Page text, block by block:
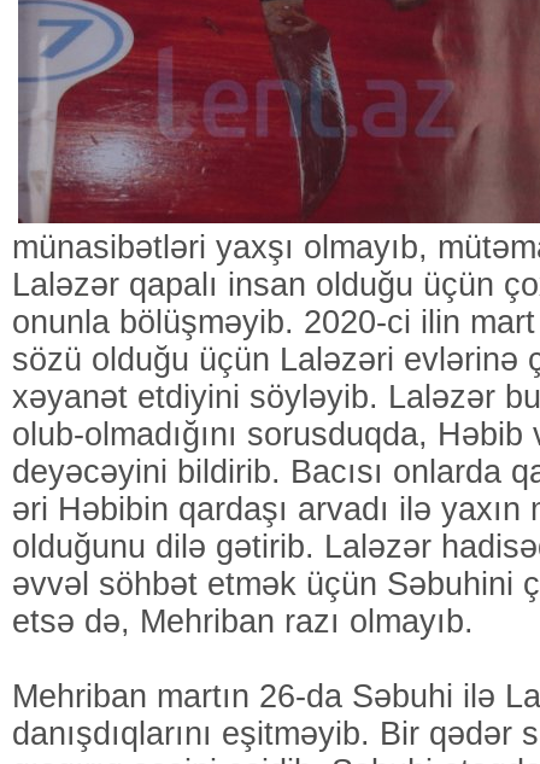
münasibətləri yaxşı olmayıb,
Laləzər qapalı insan olduğu üçün
onunla bölüşməyib. 2020-ci ilin
sözü olduğu üçün Laləzəri evlərinə
xəyanət etdiyini söyləyib. Laləzər
olub-olmadığını sorusduqda, Həbib
deyəcəyini bildirib. Bacısı onlarda
əri Həbibin qardaşı arvadı ilə yaxın
olduğunu dilə gətirib. Laləzər
əvvəl söhbət etmək üçün Səbuhini
etsə də, Mehriban razı olmayıb.
Mehriban martın 26-da Səbuhi ilə
danışdıqlarını eşitməyib. Bir qədər